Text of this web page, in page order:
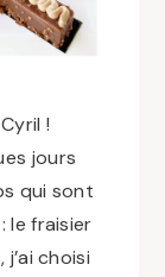
!
jours
qui sont
le fraisier
choisi